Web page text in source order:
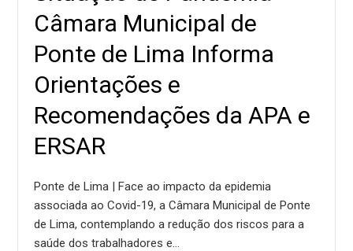
Câmara Municipal de
Ponte de Lima Informa
Orientações e
Recomendações da APA e
ERSAR
Ponte de Lima | Face ao impacto da epidemia
associada ao Covid-19, a Câmara Municipal de Ponte
de Lima, contemplando a redução dos riscos para a
saúde dos trabalhadores e…